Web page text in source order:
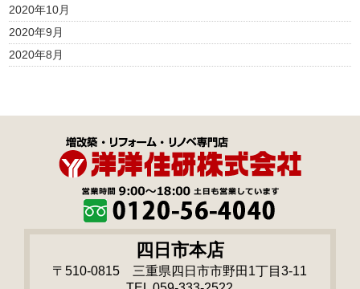
2020年10月
2020年9月
2020年8月
四日市本店
〒510-0815 三重県四日市市野田1丁目3-11